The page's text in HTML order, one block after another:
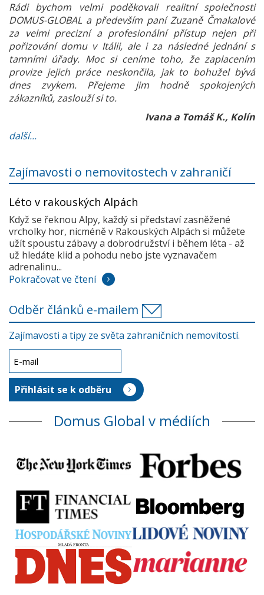
Rádi bychom velmi poděkovali realitní společnosti
DOMUS-GLOBAL a především paní Zuzaně Čmakalové
za velmi precizní a profesionální přístup nejen při
pořizování domu v Itálii, ale i za následné jednání s
tamními úřady. Moc si ceníme toho, že zaplacením
provize jejich práce neskončila, jak to bohužel bývá
dnes zvykem. Přejeme jim hodně spokojených
zákazníků, zaslouží si to.
Ivana a Tomáš K., Kolín
další...
Zajímavosti o nemovitostech v zahraničí
Léto v rakouských Alpách
Když se řeknou Alpy, každý si představí zasněžené
vrcholky hor, nicméně v Rakouských Alpách si můžete
užít spoustu zábavy a dobrodružství i během léta - až
už hledáte klid a pohodu nebo jste vyznavačem
adrenalinu...
Pokračovat ve čtení
Odběr článků e-mailem
Zajímavosti a tipy ze světa zahraničních nemovitostí.
Domus Global v médiích